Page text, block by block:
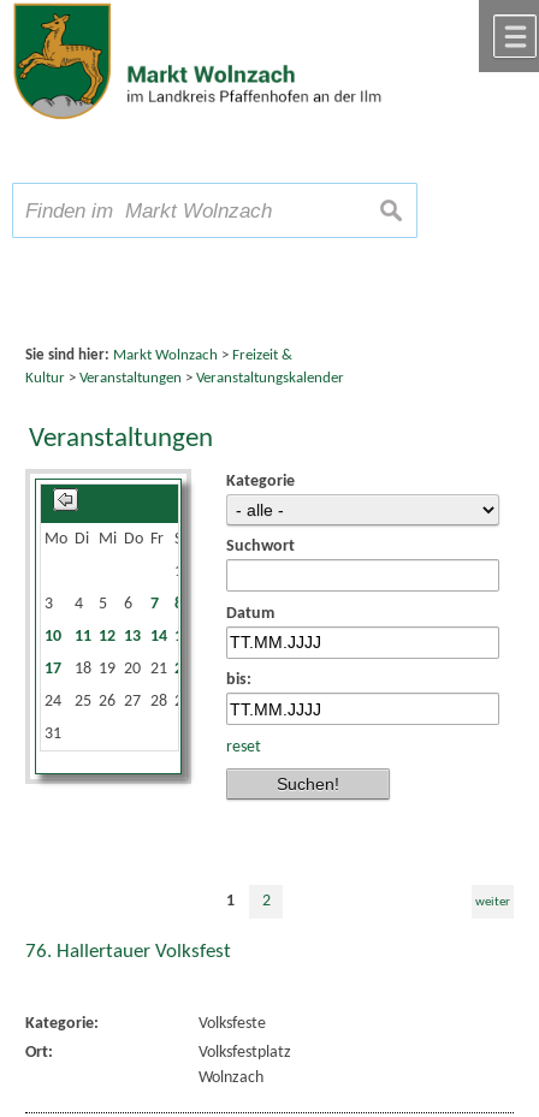
Zum Inhalt,zur Navigation
Schriftgröße A A A suchen
Sie sind hier: Markt Wolnzach > Freizeit &
Kultur> Veranstaltungen > Veranstaltungskalender
Veranstaltungen
Mo Di Mi Do Fr Sa
1
3
4 5 6 7 8
10
11 12 13 14 15
17
18 19 20 21 22
24
25 26 27 28 29
31
Kategorie
Suchwort
Datum
bis:
reset
1 2 weiter
76. Hallertauer Volksfest
Kategorie:
Volksfeste
Ort:
Volksfestplatz
Wolnzach